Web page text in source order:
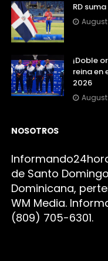
RD
August
¡Doble
reina en
2026
August
NOSOTROS
Informando24h
de Santo
Dominicana,
WM Media. I
(809) 705-6301.